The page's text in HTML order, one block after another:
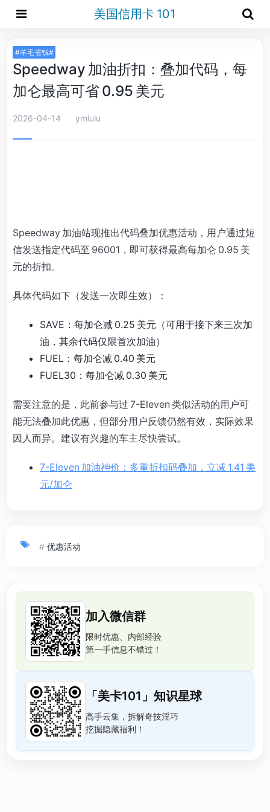
美国信用卡 101
#羊毛省钱#
Speedway 加油折扣：叠加代码，每
加仑最高可省 0.95 美元
2026-04-14 ymlulu
Speedway 加油站现推出代码叠加优惠活动，用户通过短
信发送指定代码至 96001，即可获得最高每加仑 0.95 美
元的折扣。
具体代码如下（发送一次即生效）：
SAVE：每加仑减 0.25 美元（可用于接下来三次加
油，其余代码仅限首次加油）
FUEL：每加仑减 0.40 美元
FUEL30：每加仑减 0.30 美元
需要注意的是，此前参与过 7-Eleven 类似活动的用户可
能无法叠加此优惠，但部分用户反馈仍然有效，实际效果
因人而异。建议有兴趣的车主尽快尝试。
7-Eleven 加油神价：多重折扣码叠加，立减 1.41 美
元/加仑
# 优惠活动
加入微信群
限时优惠、内部经验
第一手信息不错过！
「美卡101」知识星球
高手云集，拆解奇技淫巧
挖掘隐藏福利！